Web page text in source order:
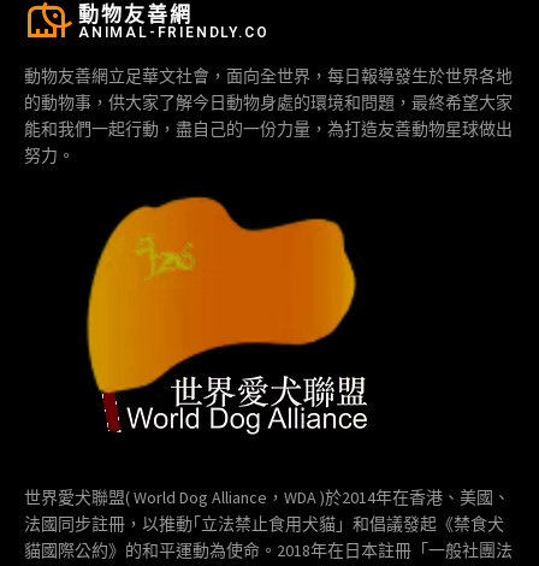
動物友善網
ANIMAL-FRIENDLY.CO
動物友善網立足華文社會，面向全世界，每日報導發生於世界各地
的動物事，供大家了解今日動物身處的環境和問題，最終希望大家
能和我們一起行動，盡自己的一份力量，為打造友善動物星球做出
努力。
世界愛犬聯盟( World Dog Alliance，WDA )於2014年在香港、美國、
法國同步註冊，以推動｢立法禁止食用犬貓」和倡議發起《禁食犬
貓國際公約》的和平運動為使命。2018年在日本註冊「一般社團法